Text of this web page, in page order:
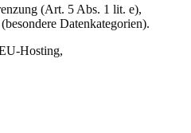
(Art. 5 Abs. 1 lit. e),
Datenkategorien).
Hosting,